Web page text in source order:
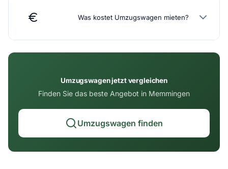
Was kostet Umzugswagen mieten?
Umzugswagen jetzt vergleichen
Finden Sie das beste Angebot in Memmingen
Umzugswagen finden